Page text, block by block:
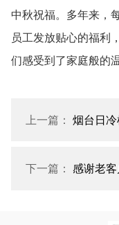
中秋祝福。多年来，
员工发放贴心的福利
们感受到了家庭般的
上一篇： 烟台日冷
下一篇： 感谢老